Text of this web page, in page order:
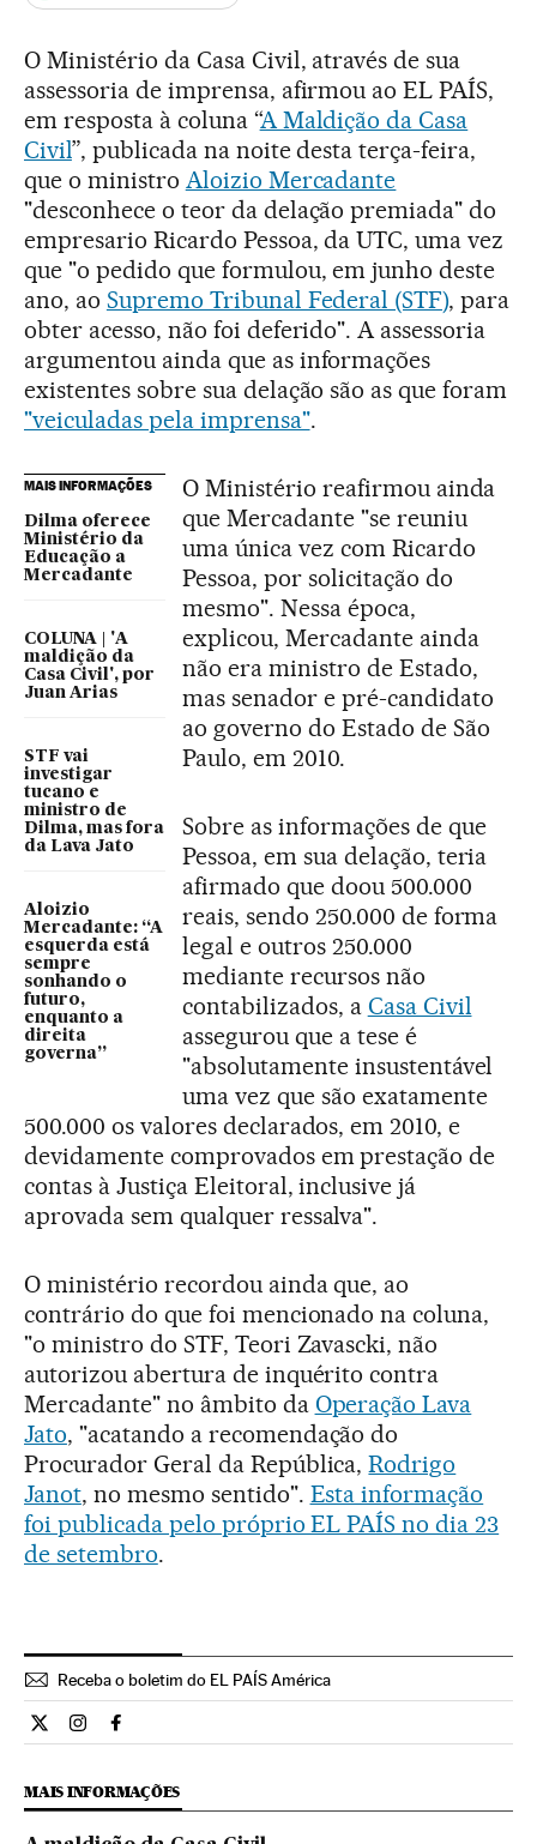
O Ministério da Casa Civil, através de sua
assessoria de imprensa, afirmou ao EL PAÍS,
em resposta à coluna “A Maldição da Casa
Civil”, publicada na noite desta terça-feira,
que o ministro Aloizio Mercadante
"desconhece o teor da delação premiada" do
empresario Ricardo Pessoa, da UTC, uma vez
que "o pedido que formulou, em junho deste
ano, ao Supremo Tribunal Federal (STF), para
obter acesso, não foi deferido". A assessoria
argumentou ainda que as informações
existentes sobre sua delação são as que foram
"veiculadas pela imprensa".
MAIS INFORMAÇÕES
Dilma oferece
Ministério da
Educação a
Mercadante
COLUNA | 'A
maldição da
Casa Civil', por
Juan Arias
STF vai
investigar
tucano e
ministro de
Dilma, mas fora
da Lava Jato
Aloizio
Mercadante: “A
esquerda está
sempre
sonhando o
futuro,
enquanto a
direita
governa”
O Ministério reafirmou ainda
que Mercadante "se reuniu
uma única vez com Ricardo
Pessoa, por solicitação do
mesmo". Nessa época,
explicou, Mercadante ainda
não era ministro de Estado,
mas senador e pré-candidato
ao governo do Estado de São
Paulo, em 2010.
Sobre as informações de que
Pessoa, em sua delação, teria
afirmado que doou 500.000
reais, sendo 250.000 de forma
legal e outros 250.000
mediante recursos não
contabilizados, a Casa Civil
assegurou que a tese é
"absolutamente insustentável
uma vez que são exatamente
500.000 os valores declarados, em 2010, e
devidamente comprovados em prestação de
contas à Justiça Eleitoral, inclusive já
aprovada sem qualquer ressalva".
O ministério recordou ainda que, ao
contrário do que foi mencionado na coluna,
"o ministro do STF, Teori Zavascki, não
autorizou abertura de inquérito contra
Mercadante" no âmbito da Operação Lava
Jato, "acatando a recomendação do
Procurador Geral da República,Rodrigo
Janot, no mesmo sentido". Esta informação
foi publicada pelo próprio EL PAÍS no dia 23
de setembro.
Receba o boletim do EL PAÍS América
Opiniao El País Brasil en Twitter
Opiniao El País Brasil en Instagram
Opiniao El País Brasil en Facebook
MAIS INFORMAÇÕES